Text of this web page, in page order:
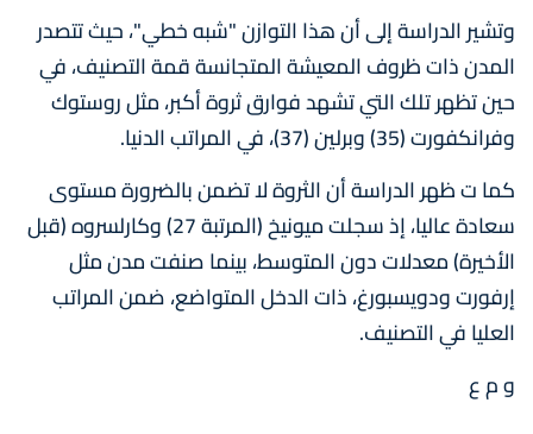
وتشير الدراسة إلى أن هذا التوازن "شبه خطي"، حيث تتصدر
المدن ذات ظروف المعيشة المتجانسة قمة التصنيف، في
حين تظهر تلك التي تشهد فوارق ثروة أكبر، مثل روستوك
وفرانكفورت (35) وبرلين (37)، في المراتب الدنيا.
كما ت ظهر الدراسة أن الثروة لا تضمن بالضرورة مستوى
سعادة عاليا، إذ سجلت ميونيخ (المرتبة 27) وكارلسروه (قبل
الأخيرة) معدلات دون المتوسط، بينما صنفت مدن مثل
إرفورت ودويسبورغ، ذات الدخل المتواضع، ضمن المراتب
العليا في التصنيف.
و م ع